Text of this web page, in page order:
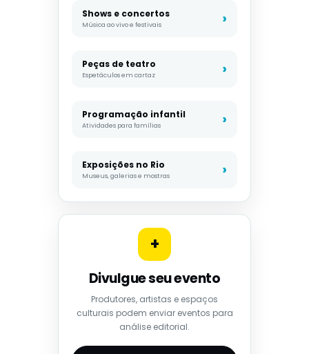
Shows e concertos
Música ao vivo e festivais
Peças de teatro
Espetáculos em cartaz
Programação infantil
Atividades para famílias
Exposições no Rio
Museus, galerias e mostras
+
Divulgue seu evento
Produtores, artistas e espaços
culturais podem enviar eventos para
análise editorial.